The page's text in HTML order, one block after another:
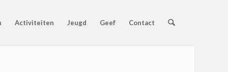
Activiteiten Jeugd Geef Contact